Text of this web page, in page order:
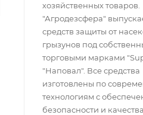
хозяйственных товаров.
"Агродезсфера"
средств защиты от
грызунов под
торговыми марками
"Наповал". Все средства
изготовлены по
технологиям с
безопасности и